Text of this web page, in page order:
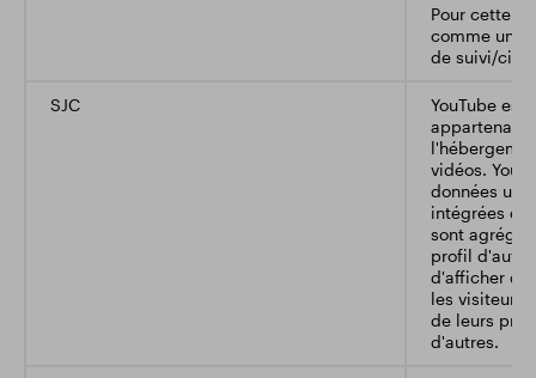
Pour cette
comme un
de suivi/
SJC
YouTube est
appartenant
vidéos.
données
intégrées
sont
profil
d'afficher
les visiteurs
de leurs
d'autres.